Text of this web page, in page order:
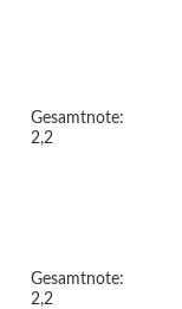
Gesamtnote:
2,2
Gesamtnote:
2,2